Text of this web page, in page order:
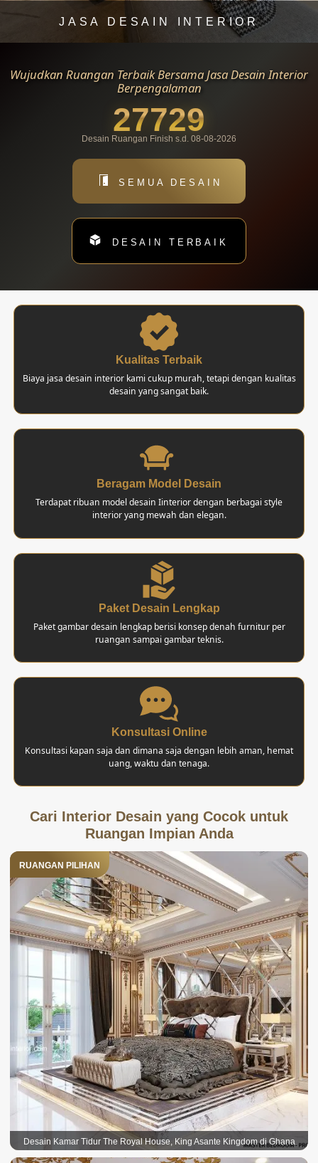
JASA DESAIN INTERIOR
Wujudkan Ruangan Terbaik Bersama Jasa Desain Interior
Berpengalaman
27729
Desain Ruangan Finish s.d. 08-08-2026
SEMUA DESAIN
DESAIN TERBAIK
Kualitas Terbaik
Biaya jasa desain interior kami cukup murah, tetapi dengan kualitas
desain yang sangat baik.
Beragam Model Desain
Terdapat ribuan model desain Iinterior dengan berbagai style
interior yang mewah dan elegan.
Paket Desain Lengkap
Paket gambar desain lengkap berisi konsep denah furnitur per
ruangan sampai gambar teknis.
Konsultasi Online
Konsultasi kapan saja dan dimana saja dengan lebih aman, hemat
uang, waktu dan tenaga.
Cari Interior Desain yang Cocok untuk
Ruangan Impian Anda
RUANGAN PILIHAN
Desain Kamar Tidur The Royal House, King Asante Kingdom di Ghana